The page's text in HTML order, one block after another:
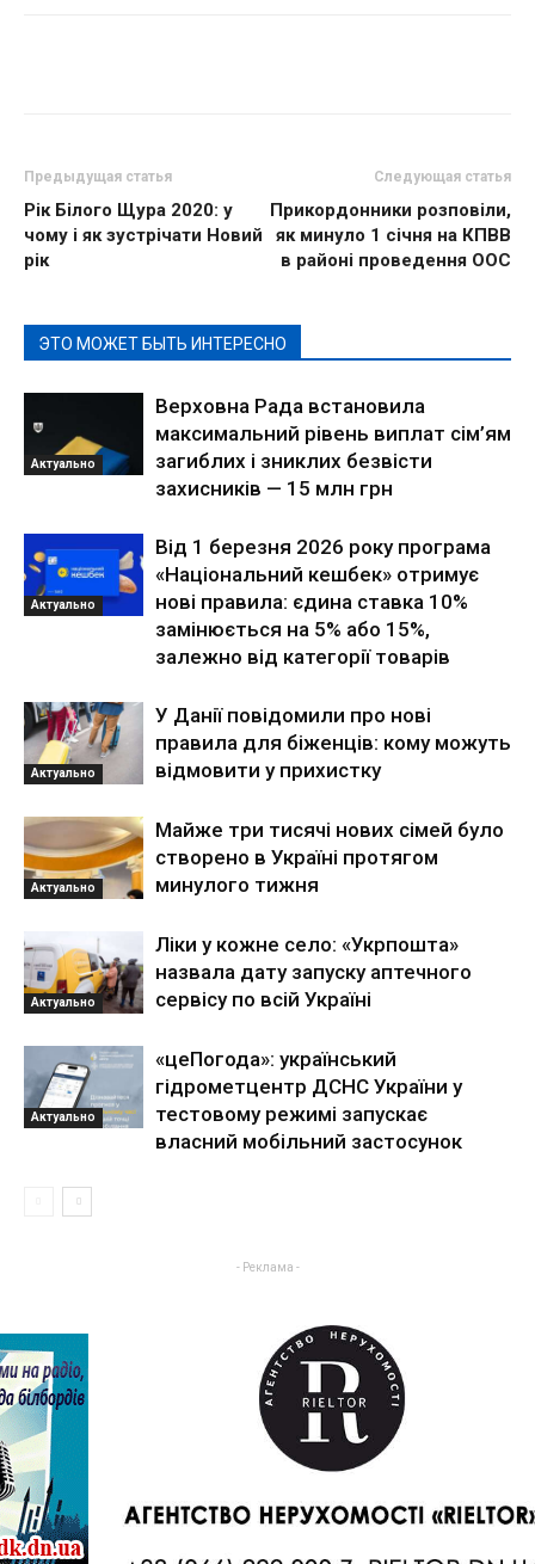
Предыдущая статья
Рік Білого Щура 2020: у
чому і як зустрічати Новий
рік
Следующая статья
Прикордонники розповіли,
як минуло 1 січня на КПВВ
в районі проведення ООС
ЭТО МОЖЕТ БЫТЬ ИНТЕРЕСНО
Актуально
Верховна Рада встановила
максимальний рівень виплат сім’ям
загиблих і зниклих безвісти
захисників — 15 млн грн
Актуально
Від 1 березня 2026 року програма
«Національний кешбек» отримує
нові правила: єдина ставка 10%
замінюється на 5% або 15%,
залежно від категорії товарів
Актуально
У Данії повідомили про нові
правила для біженців: кому можуть
відмовити у прихистку
Актуально
Майже три тисячі нових сімей було
створено в Україні протягом
минулого тижня
Актуально
Ліки у кожне село: «Укрпошта»
назвала дату запуску аптечного
сервісу по всій Україні
Актуально
«цеПогода»: український
гідрометцентр ДСНС України у
тестовому режимі запускає
власний мобільний застосунок
- Реклама -